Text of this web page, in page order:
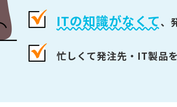
ITの知識がなくて、
忙しくて発注先・IT製品